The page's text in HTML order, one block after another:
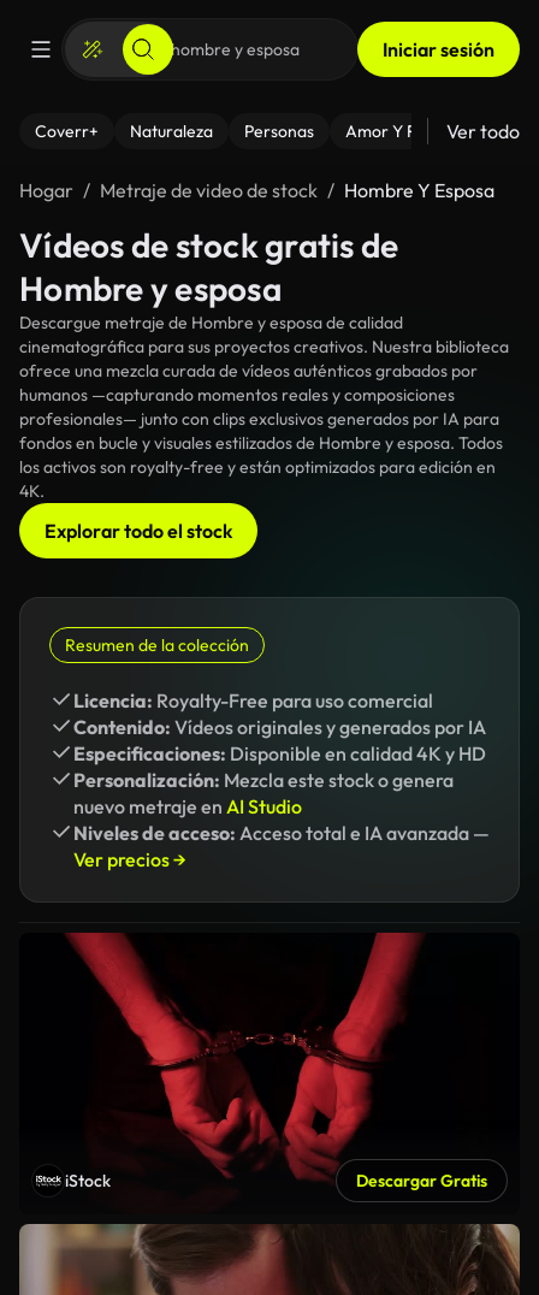
Iniciar sesión
Coverr+ Naturaleza Personas Amor Y Relaciones
Ver todo
Hogar Metraje de video de stock Hombre Y Esposa
Vídeos de stock gratis de
Hombre y esposa
Descargue metraje de Hombre y esposa de calidad
cinematográfica para sus proyectos creativos. Nuestra biblioteca
ofrece una mezcla curada de vídeos auténticos grabados por
humanos —capturando momentos reales y composiciones
profesionales— junto con clips exclusivos generados por IA para
fondos en bucle y visuales estilizados de Hombre y esposa. Todos
los activos son royalty-free y están optimizados para edición en
4K.
Explorar todo el stock
Resumen de la colección
Licencia: Royalty-Free para uso comercial
Contenido: Vídeos originales y generados por IA
Especificaciones: Disponible en calidad 4K y HD
Personalización: Mezcla este stock o genera
nuevo metraje en AI Studio
Niveles de acceso: Acceso total e IA avanzada —
Ver precios →
iStock Descargar Gratis